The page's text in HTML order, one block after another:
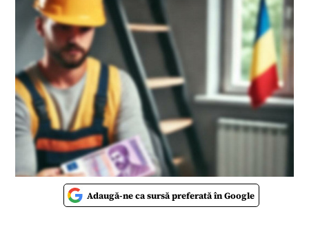
Adaugă-ne ca sursă preferată în Google